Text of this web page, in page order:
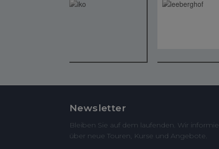
Newsletter
Bleiben Sie auf dem laufenden. Wir
über neue Touren, Kurse und Angebote.